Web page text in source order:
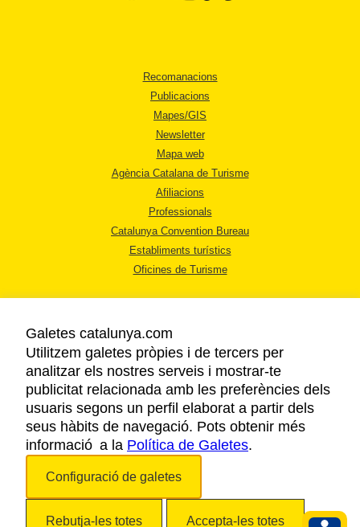
Recomanacions
Publicacions
Mapes/GIS
Newsletter
Mapa web
Agència Catalana de Turisme
Afiliacions
Professionals
Catalunya Convention Bureau
Establiments turístics
Oficines de Turisme
AVÍS LEGAL
POLÍTICA DE PRIVACITAT
COOKIES
ACCESSIBILITAT
Galetes catalunya.com
Utilitzem galetes pròpies i de tercers per
analitzar els nostres serveis i mostrar-te
publicitat relacionada amb les preferències dels
usuaris segons un perfil elaborat a partir dels
seus hàbits de navegació. Pots obtenir més
informació a la Política de Galetes.
Configuració de galetes
Rebutja-les totes Accepta-les totes